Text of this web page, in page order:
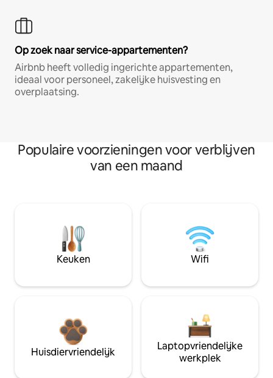
Op zoek naar service-appartementen?
Airbnb heeft volledig ingerichte appartementen,
ideaal voor personeel, zakelijke huisvesting en
overplaatsing.
Populaire voorzieningen voor verblijven
van een maand
Keuken Wifi
Huisdiervriendelijk
Laptopvriendelijke
werkplek